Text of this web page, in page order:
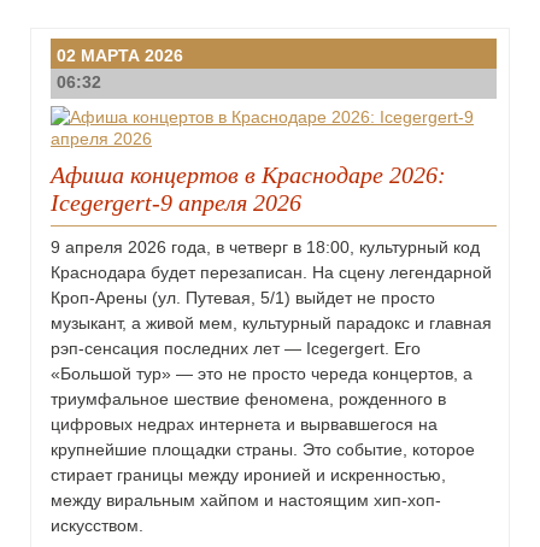
02 МАРТА 2026
06:32
Афиша концертов в Краснодаре 2026:
Icegergert-9 апреля 2026
9 апреля 2026 года, в четверг в 18:00, культурный код
Краснодара будет перезаписан. На сцену легендарной
Кроп-Арены (ул. Путевая, 5/1) выйдет не просто
музыкант, а живой мем, культурный парадокс и главная
рэп-сенсация последних лет — Icegergert. Его
«Большой тур» — это не просто череда концертов, а
триумфальное шествие феномена, рожденного в
цифровых недрах интернета и вырвавшегося на
крупнейшие площадки страны. Это событие, которое
стирает границы между иронией и искренностью,
между виральным хайпом и настоящим хип-хоп-
искусством.